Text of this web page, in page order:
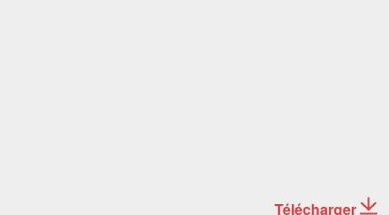
Télécharger